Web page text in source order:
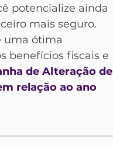
potencialize ainda
mais seguro.
uma ótima
benefícios fiscais e
de Alteração de
relação ao ano